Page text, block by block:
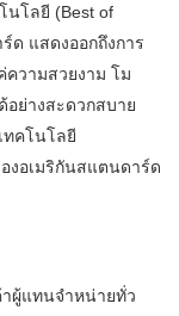
นโลยี (Best of
ด แสดงออกถึงการ
ความสวยงาม โม
อย่างสะดวกสบาย
ทคโนโลยี
งอเมริกันสแตนดาร์ด
ผู้แทนจำหน่ายทั่ว